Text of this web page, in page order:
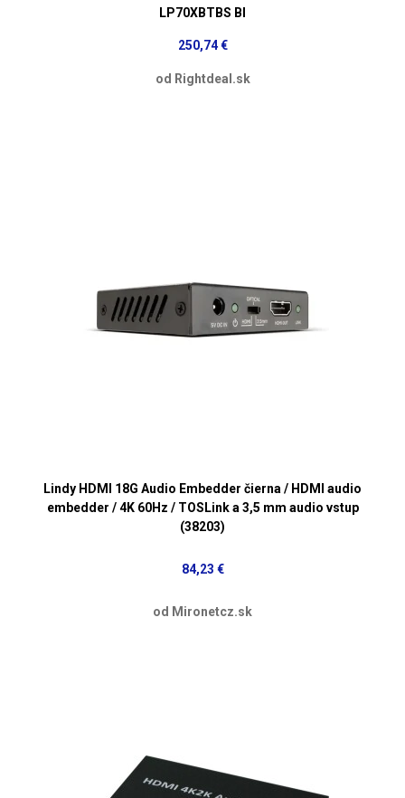
LP70XBTBS Bl
250,74 €
od Rightdeal.sk
Lindy HDMI 18G Audio Embedder čierna / HDMI audio
embedder / 4K 60Hz / TOSLink a 3,5 mm audio vstup
(38203)
84,23 €
od Mironetcz.sk